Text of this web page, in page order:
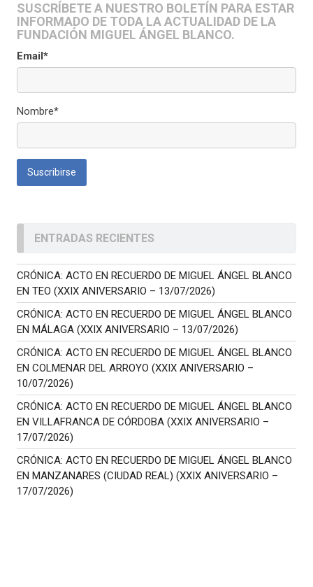
SUSCRÍBETE A NUESTRO BOLETÍN PARA ESTAR
INFORMADO DE TODA LA ACTUALIDAD DE LA
FUNDACIÓN MIGUEL ÁNGEL BLANCO.
Email*
Nombre*
ENTRADAS RECIENTES
CRÓNICA: ACTO EN RECUERDO DE MIGUEL ÁNGEL BLANCO
EN TEO (XXIX ANIVERSARIO – 13/07/2026)
CRÓNICA: ACTO EN RECUERDO DE MIGUEL ÁNGEL BLANCO
EN MÁLAGA (XXIX ANIVERSARIO – 13/07/2026)
CRÓNICA: ACTO EN RECUERDO DE MIGUEL ÁNGEL BLANCO
EN COLMENAR DEL ARROYO (XXIX ANIVERSARIO –
10/07/2026)
CRÓNICA: ACTO EN RECUERDO DE MIGUEL ÁNGEL BLANCO
EN VILLAFRANCA DE CÓRDOBA (XXIX ANIVERSARIO –
17/07/2026)
CRÓNICA: ACTO EN RECUERDO DE MIGUEL ÁNGEL BLANCO
EN MANZANARES (CIUDAD REAL) (XXIX ANIVERSARIO –
17/07/2026)